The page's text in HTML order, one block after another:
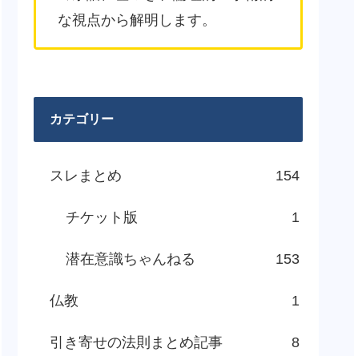
な視点から解明します。
カテゴリー
スレまとめ 154
チケット版 1
潜在意識ちゃんねる 153
仏教 1
引き寄せの法則まとめ記事 8